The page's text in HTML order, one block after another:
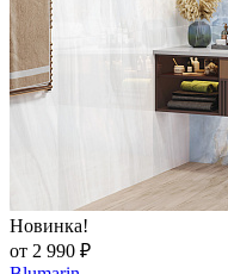
Новинка!
от 2 990 ₽